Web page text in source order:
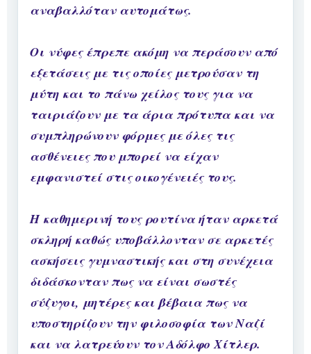
αναβαλλόταν αυτομάτως.
Οι νύφες έπρεπε ακόμη να περάσουν από
εξετάσεις με τις οποίες μετρούσαν τη
μύτη και το πάνω χείλος τους για να
ταιριάζουν με τα άρια πρότυπα και να
συμπληρώνουν φόρμες με όλες τις
ασθένειες που μπορεί να είχαν
εμφανιστεί στις οικογένειές τους.
Η καθημερινή τους ρουτίνα ήταν αρκετά
σκληρή καθώς υποβάλλονταν σε αρκετές
ασκήσεις γυμναστικής και στη συνέχεια
διδάσκονταν πως να είναι σωστές
σύζυγοι, μητέρες και βέβαια πως να
υποστηρίζουν την φιλοσοφία των Ναζί
και να λατρεύουν τον Αδόλφο Χίτλερ.